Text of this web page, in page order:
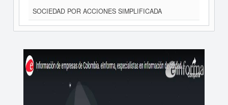
SOCIEDAD POR ACCIONES SIMPLIFICADA